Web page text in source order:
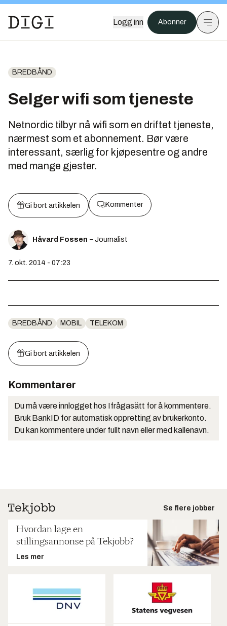
Logg inn Abonner
BREDBÅND
Selger wifi som tjeneste
Netnordic tilbyr nå wifi som en driftet tjeneste,
nærmest som et abonnement. Bør være
interessant, særlig for kjøpesentre og andre
med mange gjester.
Gi bort artikkelen Kommenter
Håvard Fossen – Journalist
7. okt. 2014 - 07:23
BREDBÅND MOBIL TELEKOM
Gi bort artikkelen
Kommentarer
Du må være innlogget hos Ifrågasätt for å kommentere.
Bruk BankID for automatisk oppretting av brukerkonto.
Du kan kommentere under fullt navn eller med kallenavn.
Se flere jobber
Hvordan lage en
stillingsannonse på Tekjobb?
Les mer